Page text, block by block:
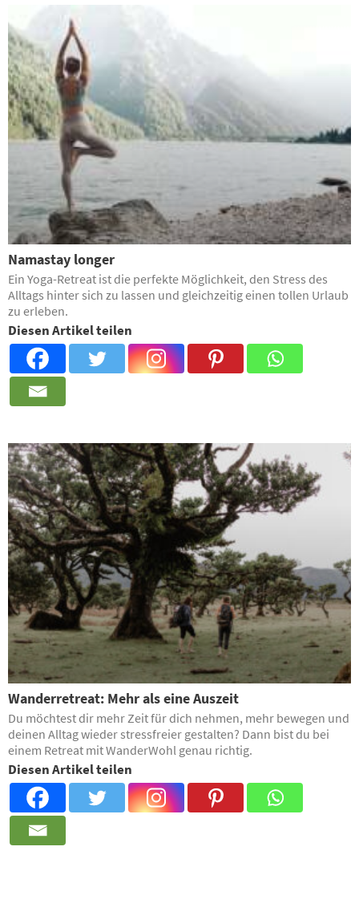
Namastay longer
Ein Yoga-Retreat ist die perfekte Möglichkeit, den Stress des
Alltags hinter sich zu lassen und gleichzeitig einen tollen Urlaub
zu erleben.
Diesen Artikel teilen
Wanderretreat: Mehr als eine Auszeit
Du möchtest dir mehr Zeit für dich nehmen, mehr bewegen und
deinen Alltag wieder stressfreier gestalten? Dann bist du bei
einem Retreat mit WanderWohl genau richtig.
Diesen Artikel teilen